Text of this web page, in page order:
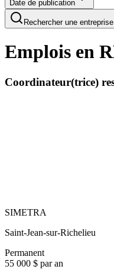
Date de publication
Rechercher une entreprise
Emplois en
Coordinateur(trice)
SIMETRA
Saint-Jean-sur-Richelieu
Permanent
55 000 $ par an